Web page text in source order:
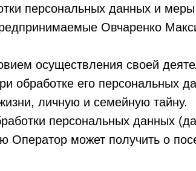
персональных данных и
Овчаренко
осуществления своей
обработке его персональных
личную и семейную тайну.
персональных данных
Оператор может получить о